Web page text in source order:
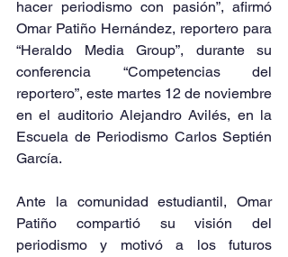
hacer periodismo con pasión”, afirmó
Omar Patiño Hernández, reportero para
“Heraldo Media Group”, durante su
conferencia “Competencias del
reportero”, este martes 12 de noviembre
en el auditorio Alejandro Avilés, en la
Escuela de Periodismo Carlos Septién
García.
Ante la comunidad estudiantil, Omar
Patiño compartió su visión del
periodismo y motivó a los futuros